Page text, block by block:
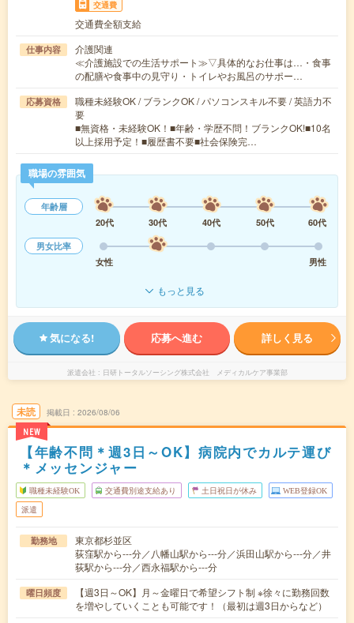
交通費
交通費全額支給
仕事内容
介護関連
≪介護施設での生活サポート≫▽具体的なお仕事は…・食事
の配膳や食事中の見守り・トイレやお風呂のサポー…
応募資格
職種未経験OK / ブランクOK / パソコンスキル不要 / 英語力不
要
■無資格・未経験OK！■年齢・学歴不問！ブランクOK!■10名
以上採用予定！■履歴書不要■社会保険完…
職場の雰囲気
年齢層
20代
30代 40代 50代
60代
男女比率
女性
男性
もっと見る
気になる! 応募へ進む 詳しく見る
派遣会社 日研トータルソーシング株式会社 メディカルケア事業部
未読
NEW
掲載日 2026/08/06
【年齢不問＊週3日～OK】病院内でカルテ運び
＊メッセンジャー
職種未経験OK 交通費別途支給あり 土日祝日が休み WEB登録OK
派遣
勤務地
東京都杉並区
荻窪駅から---分／八幡山駅から---分／浜田山駅から---分／井
荻駅から---分／西永福駅から---分
曜日頻度
【週3日～OK】月～金曜日で希望シフト制 ※徐々に勤務回数
を増やしていくことも可能です！（最初は週3日からなど）